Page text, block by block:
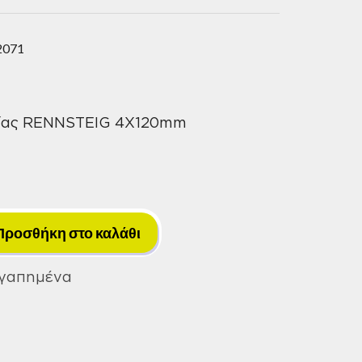
RENNSTEIG 4X120mm
Γερμανίας
RENNSTEIG
4X120mm
στο καλάθι